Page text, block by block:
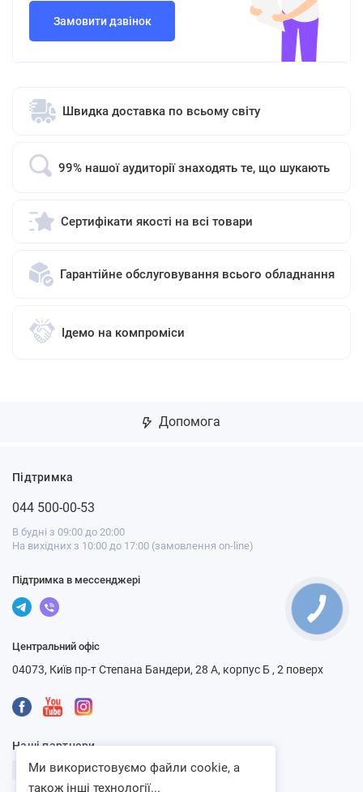
Замовити дзвінок
Швидка доставка по всьому світу
99% нашої аудиторії знаходять те, що шукають
Сертифікати якості на всі товари
Гарантійне обслуговування всього обладнання
Ідемо на компроміси
Допомога
Підтримка
044 500-00-53
В будні з 09:00 до 20:00
На вихідних з 10:00 до 17:00 (замовлення on-line)
Підтримка в мессенджері
Центральний офіс
04073, Київ пр-т Степана Бандери, 28 А, корпус Б , 2 поверх
Наші партнери
Ми використовуємо файли cookie, а
також інші технології...